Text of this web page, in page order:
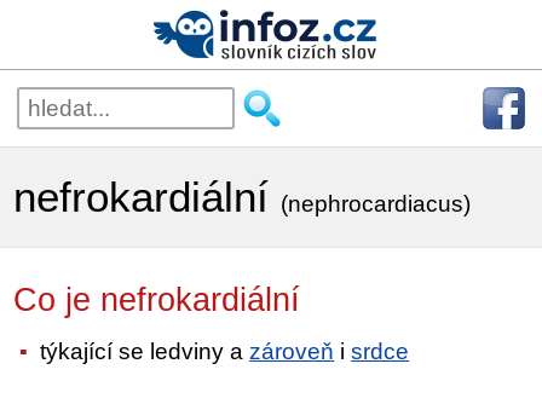
nefrokardiální (nephrocardiacus)
Co je nefrokardiální
týkající se ledviny azároveň isrdce